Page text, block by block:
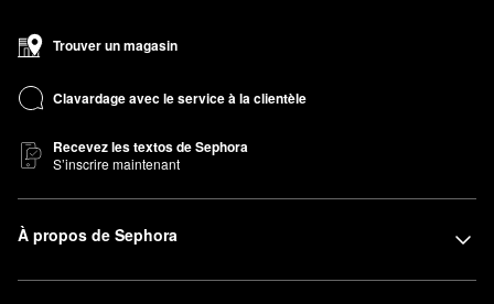
Trouver un magasin
Clavardage avec le service à la clientèle
Recevez les textos de Sephora
S’inscrire maintenant
À propos de Sephora